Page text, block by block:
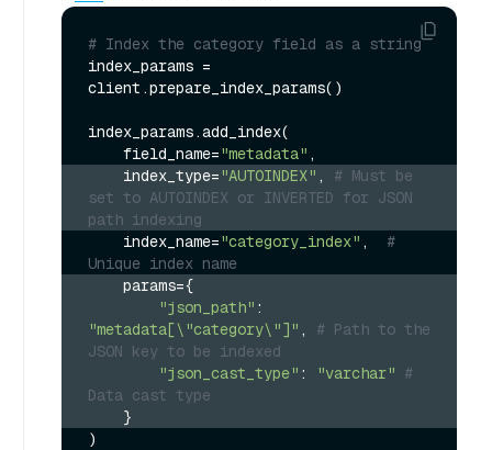
# Index the category field as a string
index_params =
client.prepare_index_params()
index_params.add_index(
    field_name=
"metadata"
    index_type=
"AUTOINDEX" , # Must be
set to AUTOINDEX or INVERTED for JSON
path indexing
    index_name=
"category_index" , #
Unique index name
    params={
"json_path"
"metadata[\"category\"]" , # Path to the
JSON key to be indexed
"json_cast_type" : "varchar" #
Data cast type
    }
)